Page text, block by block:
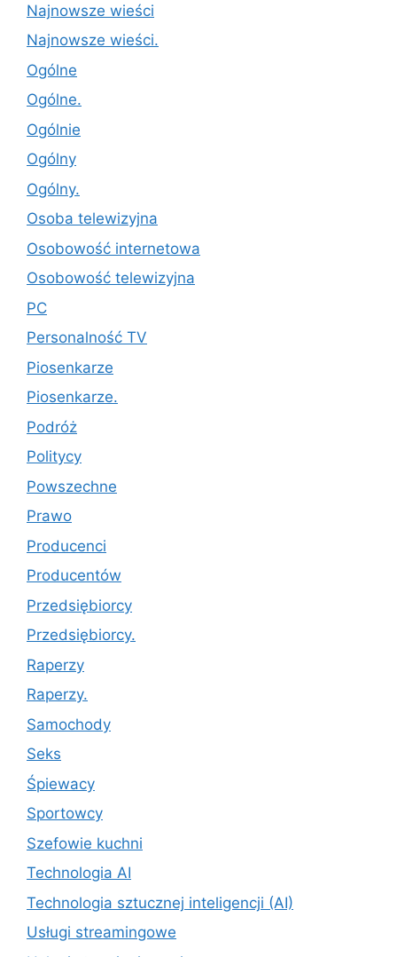
Najnowsze wieści
Najnowsze wieści.
Ogólne
Ogólne.
Ogólnie
Ogólny
Ogólny.
Osoba telewizyjna
Osobowość internetowa
Osobowość telewizyjna
PC
Personalność TV
Piosenkarze
Piosenkarze.
Podróż
Politycy
Powszechne
Prawo
Producenci
Producentów
Przedsiębiorcy
Przedsiębiorcy.
Raperzy
Raperzy.
Samochody
Seks
Śpiewacy
Sportowcy
Szefowie kuchni
Technologia AI
Technologia sztucznej inteligencji (AI)
Usługi streamingowe